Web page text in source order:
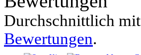
Durchschnittlich mit
Bewertungen.